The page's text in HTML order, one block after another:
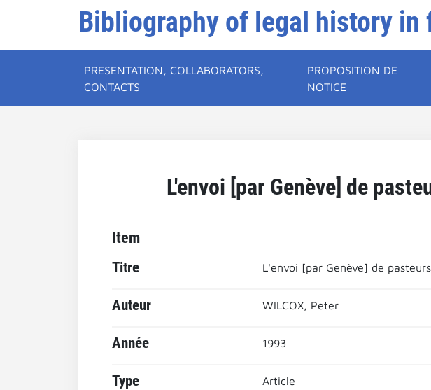
Bibliography of legal history in
PRESENTATION, COLLABORATORS,
CONTACTS
PROPOSITION DE
NOTICE
L'envoi [par Genève] de
Item
Titre L'envoi [par Genève] de
Auteur WILCOX, Peter
Année 1993
Type Article